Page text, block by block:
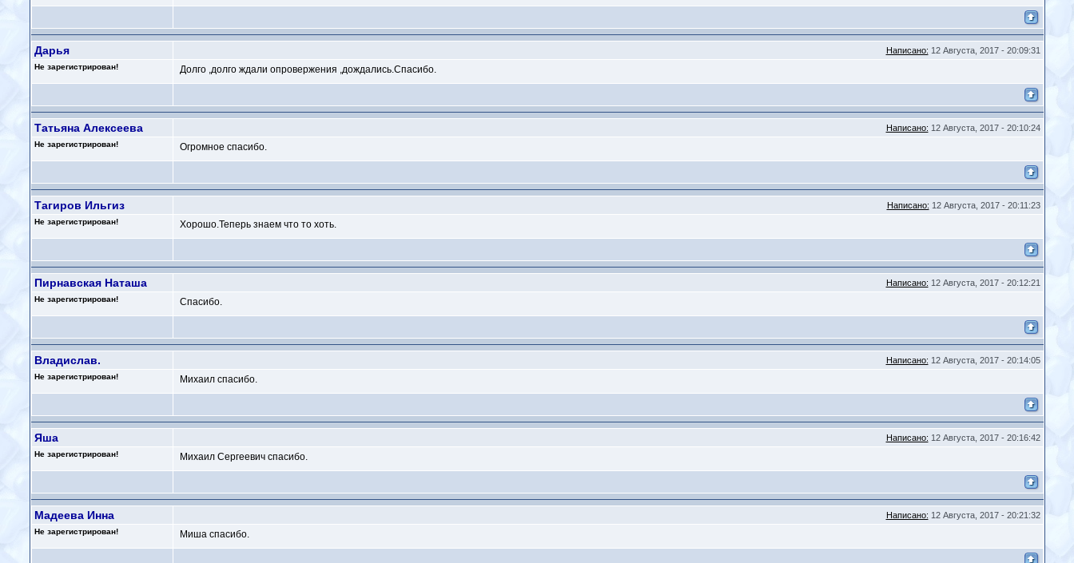
Дарья Написано: 12 Августа, 2017 - 20:09:31
Не зарегистрирован! Долго ,долго ждали опровержения ,дождались.Спасибо.
Татьяна Алексеева Написано: 12 Августа, 2017 - 20:10:24
Не зарегистрирован! Огромное спасибо.
Тагиров Ильгиз Написано: 12 Августа, 2017 - 20:11:23
Не зарегистрирован! Хорошо.Теперь знаем что то хоть.
Пирнавская Наташа Написано: 12 Августа, 2017 - 20:12:21
Не зарегистрирован! Спасибо.
Владислав. Написано: 12 Августа, 2017 - 20:14:05
Не зарегистрирован! Михаил спасибо.
Яша Написано: 12 Августа, 2017 - 20:16:42
Не зарегистрирован! Михаил Сергеевич спасибо.
Мадеева Инна Написано: 12 Августа, 2017 - 20:21:32
Не зарегистрирован! Миша спасибо.